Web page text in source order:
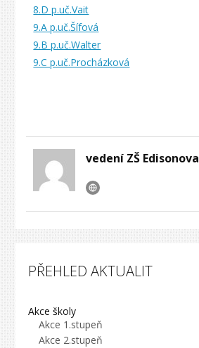
8.D p.uč.Vait
9.A p.uč.Šífová
9.B p.uč.Walter
9.C p.uč.Procházková
vedení ZŠ Edisonova
PŘEHLED AKTUALIT
Akce školy
Akce 1.stupeň
Akce 2.stupeň